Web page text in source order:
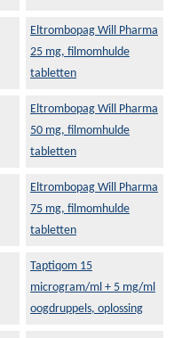
Eltrombopag Will Pharma
25 mg, filmomhulde
tabletten
Eltrombopag Will Pharma
50 mg, filmomhulde
tabletten
Eltrombopag Will Pharma
75 mg, filmomhulde
tabletten
Taptiqom 15
microgram/ml + 5 mg/ml
oogdruppels, oplossing